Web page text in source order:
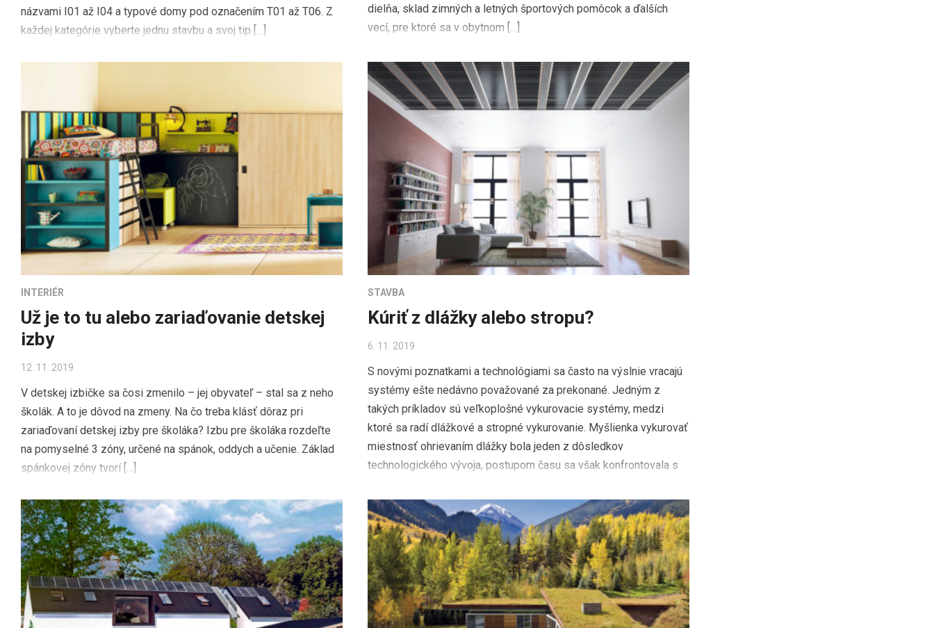
názvami I01 až I04 a typové domy pod označením T01 až T06. Z
každej kategórie vyberte jednu stavbu a svoj tip […]
dielňa, sklad zimných a letných športových pomôcok a ďalších
vecí, pre ktoré sa v obytnom […]
INTERIÉR
Už je to tu alebo zariaďovanie detskej
izby
12. 11. 2019
V detskej izbičke sa čosi zmenilo – jej obyvateľ – stal sa z neho
školák. A to je dôvod na zmeny. Na čo treba klásť dôraz pri
zariaďovaní detskej izby pre školáka? Izbu pre školáka rozdeľte
na pomyselné 3 zóny, určené na spánok, oddych a učenie. Základ
spánkovej zóny tvorí […]
STAVBA
Kúriť z dlážky alebo stropu?
6. 11. 2019
S novými poznatkami a technológiami sa často na výslnie vracajú
systémy ešte nedávno považované za prekonané. Jedným z
takých príkladov sú veľkoplošné vykurovacie systémy, medzi
ktoré sa radí dlážkové a stropné vykurovanie. Myšlienka vykurovať
miestnosť ohrievaním dlážky bola jeden z dôsledkov
technologického vývoja, postupom času sa však konfrontovala s